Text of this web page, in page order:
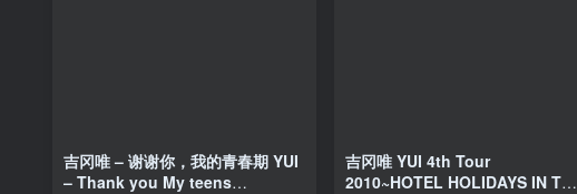
吉冈唯 – 谢谢你，我的青春期 YUI
– Thank you My teens
吉冈唯 YUI 4th Tour
2010~HOTEL HOLIDAYS IN THE